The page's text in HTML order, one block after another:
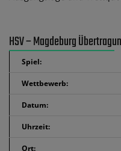
HSV – Magdeburg
Spiel:
Wettbewerb:
Datum:
Uhrzeit:
Ort: